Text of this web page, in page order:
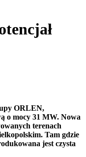
ORLEN,
o mocy 31 MW. Nowa
terenach
Tam gdzie
jest czysta